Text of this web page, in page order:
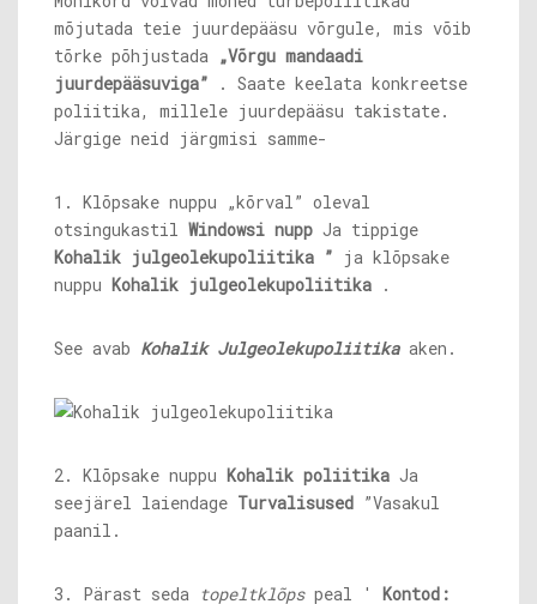
mõjutada teie juurdepääsu võrgule, mis võib
tõrke põhjustada „Võrgu mandaadi
juurdepääsuviga” . Saate keelata konkreetse
poliitika, millele juurdepääsu takistate.
Järgige neid järgmisi samme-
1. Klõpsake nuppu „kõrval” oleval
otsingukastil Windowsi nupp Ja tippige
Kohalik julgeolekupoliitika ” ja klõpsake
nuppu Kohalik julgeolekupoliitika .
See avab Kohalik Julgeolekupoliitika aken.
2. Klõpsake nuppu Kohalik poliitika Ja
seejärel laiendage Turvalisused ”Vasakul
paanil.
3. Pärast seda topeltklõpspeal ' Kontod: